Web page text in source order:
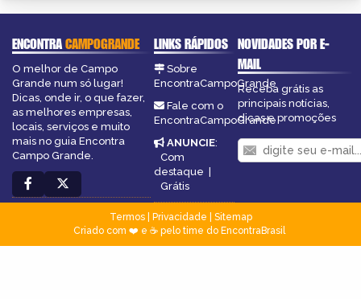
ENCONTRACAMPOGRANDE
O melhor de Campo
Grande num só lugar!
Dicas, onde ir, o que fazer,
as melhores empresas,
locais, serviços e muito
mais no guia Encontra
Campo Grande.
LINKS RÁPIDOS
Sobre
EncontraCampoGrande
Fale com o
EncontraCampoGrande
ANUNCIE:
Com
destaque |
Grátis
NOVIDADES POR E-
MAIL
Receba grátis as
principais notícias,
dicas e promoções
Termos| Privacidade
Sitemap
Criado com ❤️ e ☕ pelo time do EncontraBrasil